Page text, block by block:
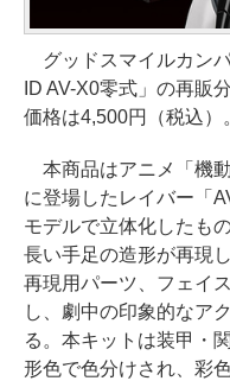
グッドスマイルカン
ID AV-X0零式」の再販
価格は4,500円（税込）
本商品はアニメ「機動
に登場したレイバー「
モデルで立体化したも
長い手足の造形が再現
再現用パーツ、フェイ
し、劇中の印象的なア
る。本キットは装甲・
形色で色分けされ、彩